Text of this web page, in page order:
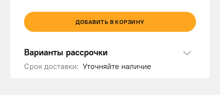
ДОБАВИТЬ В КОРЗИНУ
Варианты рассрочки
Срок доставки: Уточняйте наличие